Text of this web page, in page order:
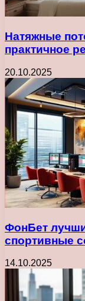
Натяжные
практичное
20.10.2025
ФонБет
спортивные
14.10.2025